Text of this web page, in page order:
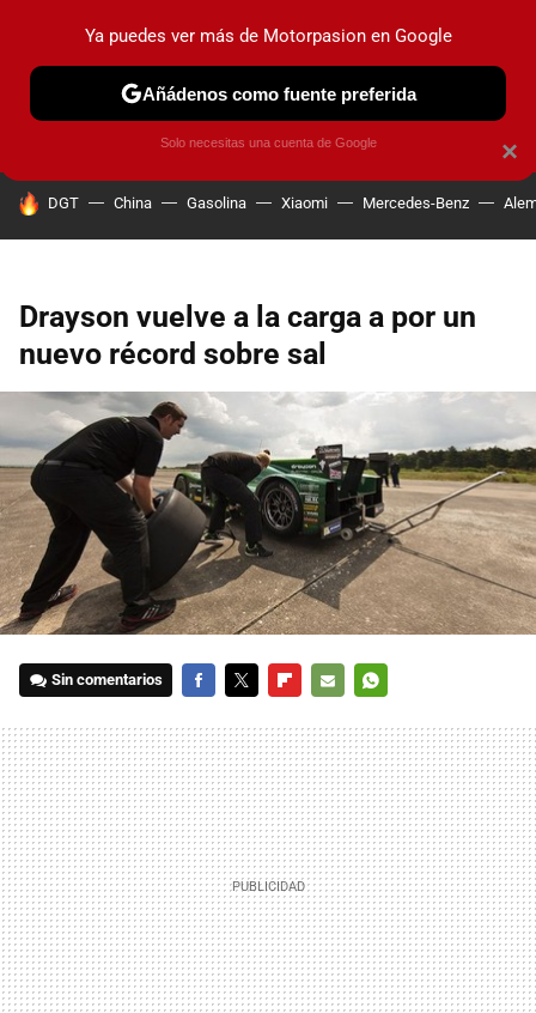
PRUEBAS COCHES ELÉCTRICOS OBSERVATORIO
HOY SE HABLA DE
DGT China Gasolina Xiaomi Mercedes-Benz
Drayson vuelve a la carga a por un
nuevo récord sobre sal
Sin comentarios
MAIL
×
Ya puedes ver más de Motorpasion en Google
Añádenos como fuente preferida
Solo necesitas una cuenta de Google